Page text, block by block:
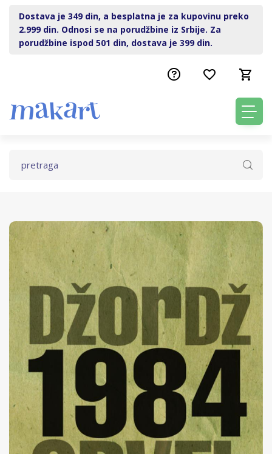
Dostava je 349 din, a besplatna je za kupovinu preko
2.999 din. Odnosi se na porudžbine iz Srbije. Za
porudžbine ispod 501 din, dostava je 399 din.